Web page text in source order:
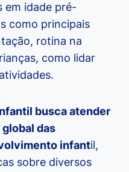
em idade pré-
como principais
rotina na
como lidar
busca atender
das
infantil,
sobre diversos